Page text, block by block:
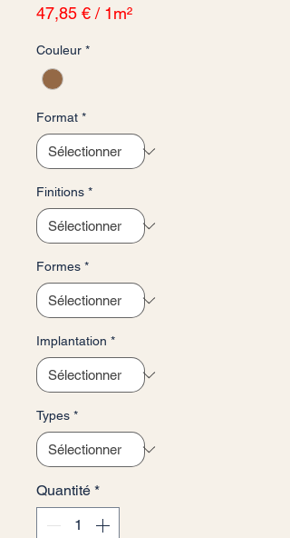
47,85 € / 1m²
pour
1
Mètre
carré
Couleur *
Format *
Finitions *
Formes *
Implantation *
Types *
Quantité *